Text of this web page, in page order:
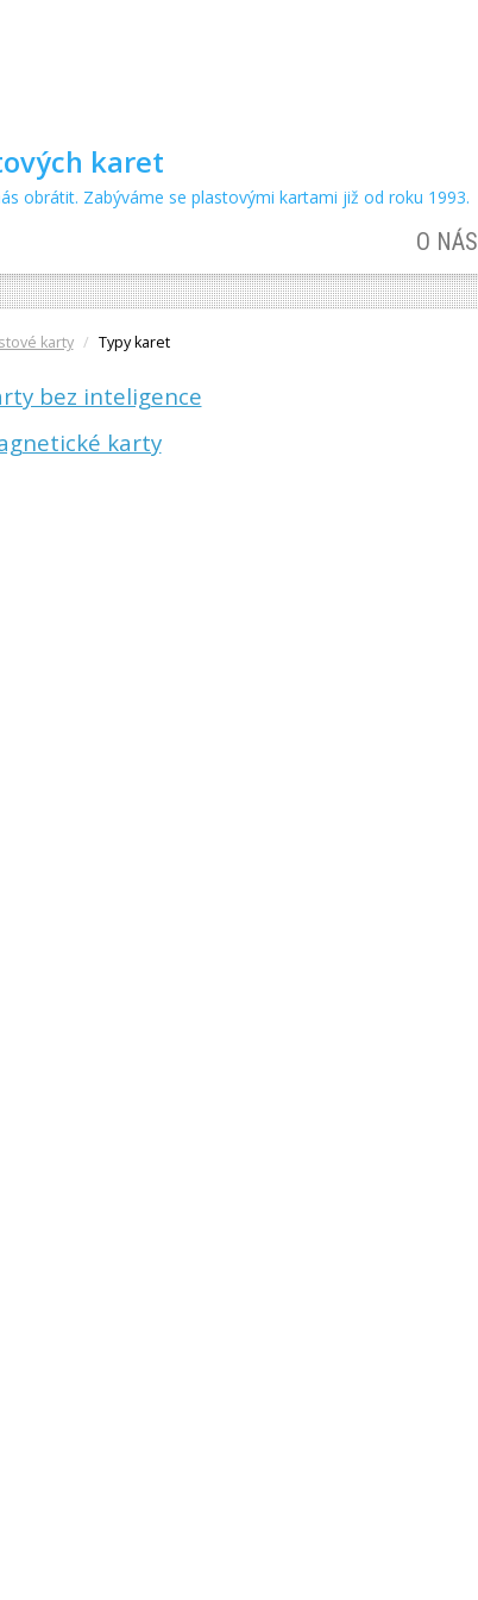
karet
obrátit. Zabýváme se plastovými kartami již od roku 1993.
O NÁS
karty Typy karet
bez inteligence
karty